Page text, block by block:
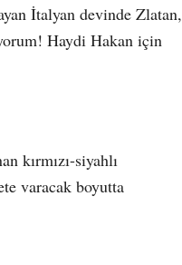
İtalyan devinde Zlatan,
Haydi Hakan için
kırmızı-siyahlı
varacak boyutta